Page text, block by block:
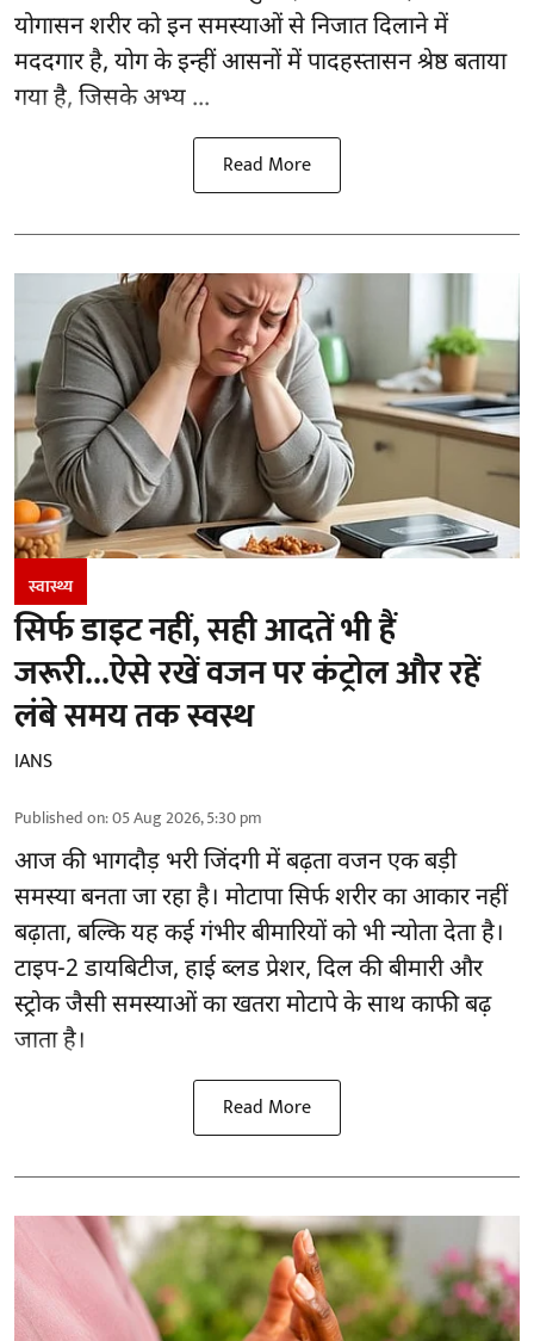
योगासनशरीर को इन समस्याओं से निजात दिलाने में
मददगार है, योग के इन्हीं आसनों में पादहस्तासन श्रेष्ठ बताया
गया है, जिसके अभ्य ...
Read More
स्वास्थ्य
सिर्फ डाइट नहीं, सही आदतें भी हैं
जरूरी...ऐसे रखें वजन पर कंट्रोल और रहें
लंबे समय तक स्वस्थ
IANS
Published on:05 Aug 2026, 5:30 pm
आज की भागदौड़ भरी जिंदगी में बढ़ता वजन एक बड़ी
समस्या बनता जा रहा है। मोटापा सिर्फ शरीर का आकार नहीं
बढ़ाता, बल्कि यह कई गंभीर बीमारियों को भी न्योता देता है।
टाइप-2 डायबिटीज, हाई ब्लड प्रेशर, दिल की बीमारी और
स्ट्रोक जैसी समस्याओं का खतरा मोटापे के साथ काफी बढ़
जाता है।
Read More